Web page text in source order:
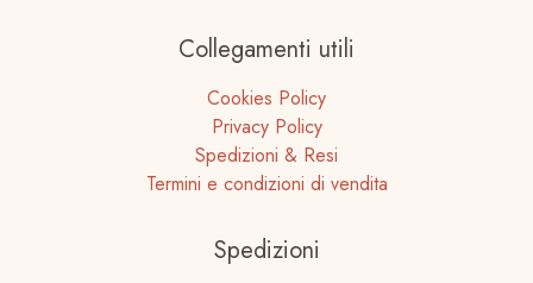
Collegamenti utili
Cookies Policy
Privacy Policy
Spedizioni & Resi
Termini e condizioni di vendita
Spedizioni